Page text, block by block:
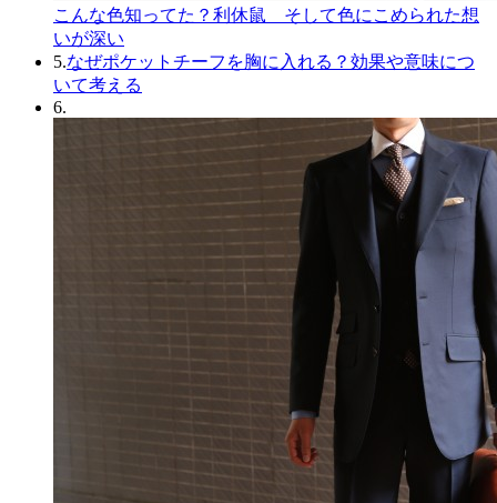
こんな色知ってた？利休鼠 そして色にこめられた想
いが深い
5.なぜポケットチーフを胸に入れる？効果や意味につ
いて考える
6.